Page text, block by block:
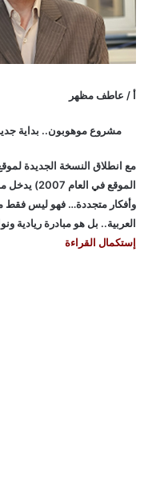
أ / عاطف مظهر
مشروع موهوبون.. بداية
مع انطلاق النسخة الجديدة
الموقع في
وأفكار متجددة… فهو ليس فقط
العربية.. بل هو مبادرة ريادية
إستكمال القراءة